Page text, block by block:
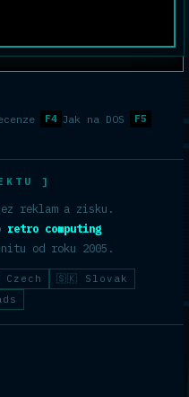
F4 Jak na DOS F5
]
reklam a zisku.
retro computing
od roku 2005.
🇸🇰 Slovak